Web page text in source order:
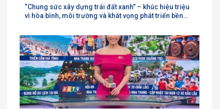
“Chung sức xây dựng trái đất xanh” – khúc hiệu triệu
vì hòa bình, môi trường và khát vọng phát triển bền